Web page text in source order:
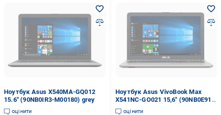
Ноутбук Asus X540MA-GQ012
15.6" (90NB0IR3-M00180) grey
оцінити
Ноутбук Asus VivoBook Max
X541NC-GO021 15,6" (90NB0E91-
M00270) chocolate black
оцінити